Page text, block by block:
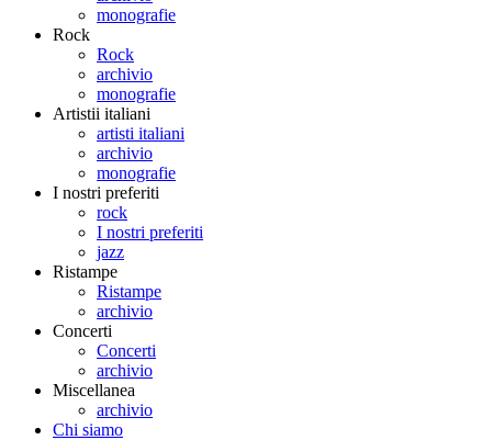
monografie
Rock
Rock
archivio
monografie
Artistii italiani
artisti italiani
archivio
monografie
I nostri preferiti
rock
I nostri preferiti
jazz
Ristampe
Ristampe
archivio
Concerti
Concerti
archivio
Miscellanea
archivio
Chi siamo